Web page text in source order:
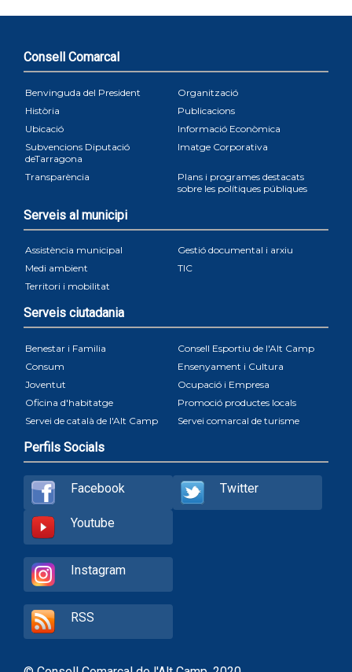
Consell Comarcal
Benvinguda del President
Organització
Història
Publicacions
Ubicació
Informació Econòmica
Subvencions Diputació
deTarragona
Imatge Corporativa
Transparència
Plans i programes destacats
sobre les polítiques públiques
Serveis al municipi
Assistència municipal
Gestió documental i arxiu
Medi ambient
TIC
Territori i mobilitat
Serveis ciutadania
Benestar i Familia
Consell Esportiu de l'Alt Camp
Consum
Ensenyament i Cultura
Joventut
Ocupació i Empresa
Oficina d'habitatge
Promoció productes locals
Servei de català de l'Alt Camp
Servei comarcal de turisme
Perfils Socials
Facebook Twitter
Youtube
Instagram
RSS